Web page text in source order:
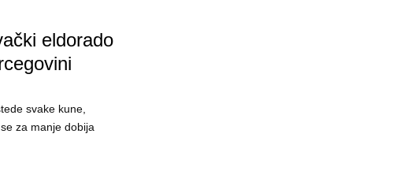
eldorado
svake kune,
za manje dobija